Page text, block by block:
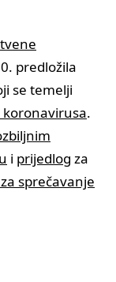
predložila
se temelji
.
i prijedlog za
sprečavanje